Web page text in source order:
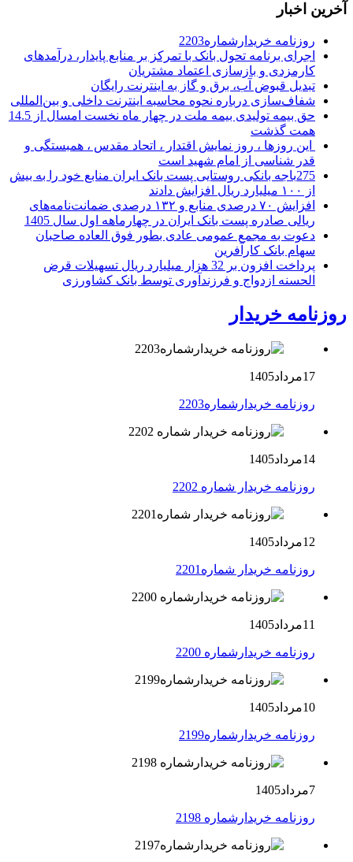
آخرین اخبار
روزنامه خریدارشماره2203
اجرای برنامه تحول بانک با تمرکز بر منابع پایدار، درآمدهای
کارمزدی و بازسازی اعتماد مشتریان
تبدیل قبوض آب، برق و گاز به اینترنت رایگان
شفاف‌سازی درباره نحوه محاسبه اینترنت داخلی و بین‌المللی
حق بیمه تولیدی بیمه ملت در چهار ماه نخست امسال از 14.5
همت گذشت
این روزها ، روز نمایش اقتدار ، اتحاد مقدس ، همبستگی و
قدر شناسی از امام شهید است
275باجه بانکی روستایی پست بانک ایران منابع خود را به بیش
از ۱۰۰ میلیارد ریال افزایش دادند
افزایش ۷۰ درصدی منابع و ۱۳۲ درصدی ضمانت‌نامه‌های
ریالی صادره پست بانک ایران در چهارماهه اول سال 1405
دعوت به مجمع عمومی عادی بطور فوق العاده صاحبان
سهام بانک کارآفرین
پرداخت افزون بر 32 هزار میلیارد ریال تسهیلات قرض
الحسنه ازدواج و فرزندآوری توسط بانک کشاورزی
روزنامه خریدار
17مرداد1405
روزنامه خریدارشماره2203
14مرداد1405
روزنامه خریدار شماره 2202
12مرداد1405
روزنامه خریدار شماره2201
11مرداد1405
روزنامه خریدارشماره 2200
10مرداد1405
روزنامه خریدارشماره2199
7مرداد1405
روزنامه خریدارشماره 2198